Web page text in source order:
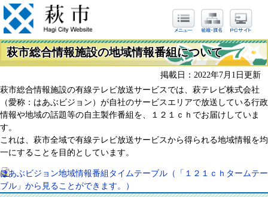
萩市総合情報施設の地域情報番組について
掲載日：2022年7月1日更新
萩市総合情報施設の有線テレビ放送サービスでは、萩テレビ株式会社
（愛称：はあぶビジョン）が自社のサービスエリアで放送している行政
情報や地域の話題等の自主製作番組を、１２１ｃｈでお届けしていま
す。
これは、萩市全域で有線テレビ放送サービスから得られる地域情報を均
一にすることを目的としています。
はあぶビジョン地域情報番組タイムテーブル（「１２１ｃｈタームテー
ブル」から見ることができます。）